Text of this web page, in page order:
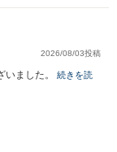
2026/08/03投稿
いました。 続きを読